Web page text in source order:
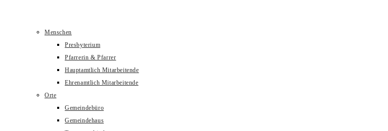
Menschen
Presbyterium
Pfarrerin & Pfarrer
Hauptamtlich Mitarbeitende
Ehrenamtlich Mitarbeitende
Orte
Gemeindebüro
Gemeindehaus